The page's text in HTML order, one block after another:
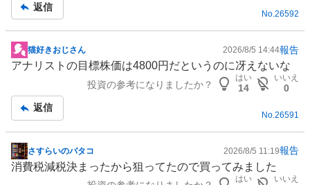
返信
No.26592
掲
示
事
猫好きおじさん 2026/8/5 14:44報告
アナリストの目標株価は4800円だというのに冴えないな
投資の参考になりましたか？
はい
14
いいえ
0
返信
No. 26591
掲
示
さすらいのバタコ 2026/8/5 11:19報告
消費税減税決まったから狙ってたので買ってみました
はい いいえ